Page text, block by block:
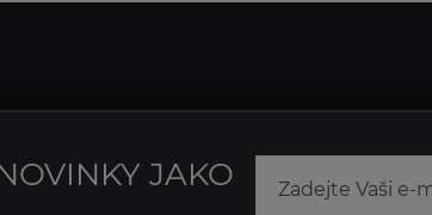
JAKO